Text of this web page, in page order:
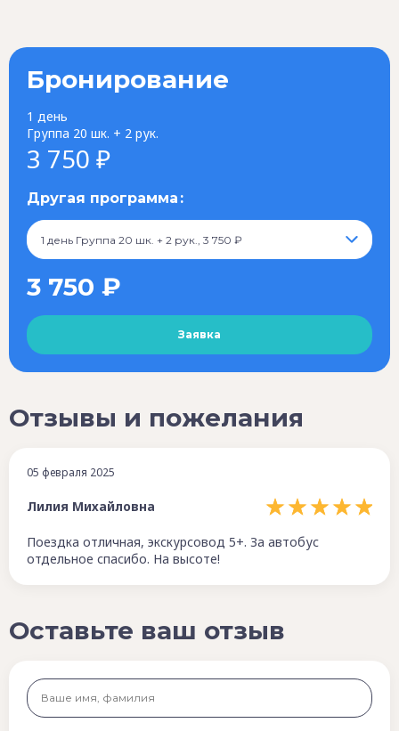
Бронирование
1 день
Группа 20 шк. + 2 рук.
3 750 ₽
Другая программа
1 день Группа 20 шк. + 2 рук., 3 750 ₽
3 750 ₽
Отзывы и пожелания
05 февраля 2025
Лилия Михайловна
Поездка отличная, экскурсовод 5+. За автобус
отдельное спасибо. На высоте!
Оставьте ваш отзыв